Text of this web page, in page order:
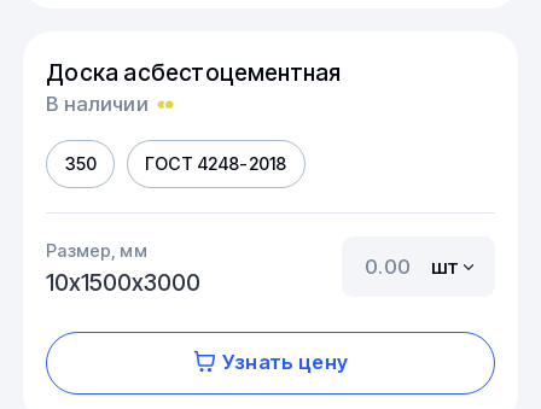
Доска асбестоцементная
В наличии
350 ГОСТ 4248-2018
Размер, мм
10х1500х3000
шт
Узнать цену